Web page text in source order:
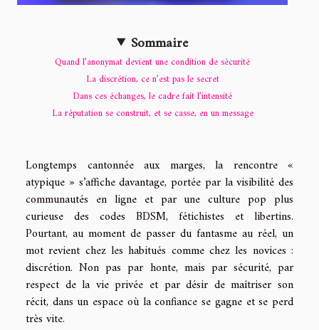
Sommaire
Quand l’anonymat devient une condition de sécurité
La discrétion, ce n’est pas le secret
Dans ces échanges, le cadre fait l’intensité
La réputation se construit, et se casse, en un message
Longtemps cantonnée aux marges, la rencontre «
atypique » s’affiche davantage, portée par la visibilité des
communautés en ligne et par une culture pop plus
curieuse des codes BDSM, fétichistes et libertins.
Pourtant, au moment de passer du fantasme au réel, un
mot revient chez les habitués comme chez les novices :
discrétion. Non pas par honte, mais par sécurité, par
respect de la vie privée et par désir de maîtriser son
récit, dans un espace où la confiance se gagne et se perd
très vite.